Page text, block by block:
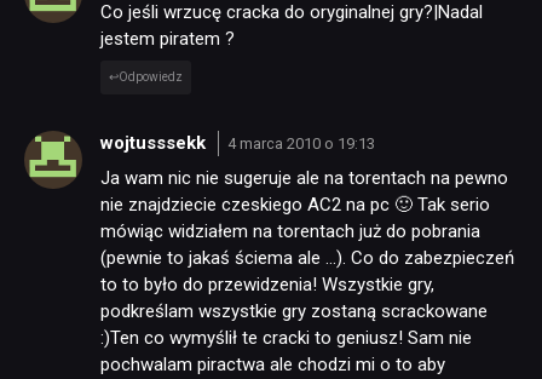
Co jeśli wrzucę cracka do oryginalnej gry?|Nadal
jestem piratem ?
Odpowiedz
wojtusssekk 4 marca 2010 o 19:13
Ja wam nic nie sugeruje ale na torentach na pewno
nie znajdziecie czeskiego AC2 na pc 🙂 Tak serio
mówiąc widziałem na torentach już do pobrania
(pewnie to jakaś ściema ale …). Co do zabezpieczeń
to to było do przewidzenia! Wszystkie gry,
podkreślam wszystkie gry zostaną scrackowane
:)Ten co wymyślił te cracki to geniusz! Sam nie
pochwalam piractwa ale chodzi mi o to aby